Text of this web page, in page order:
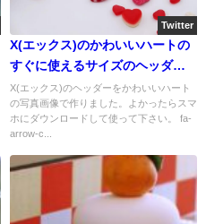
Twitter
X(エックス)のかわいいハートの
すぐに使えるサイズのヘッダー
画像が取り放題！
X(エックス)のヘッダーをかわいいハート
の写真画像で作りました。よかったらスマ
ホにダウンロードして使って下さい。 fa-
arrow-c...